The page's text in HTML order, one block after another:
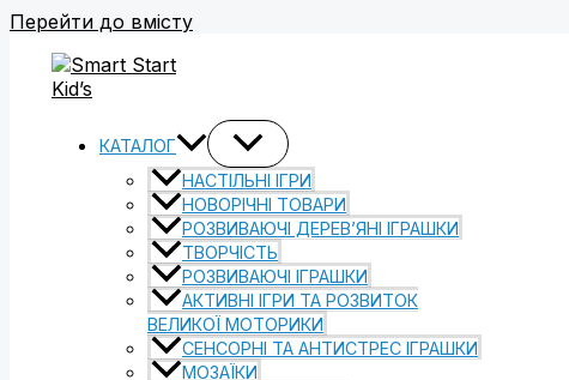
Перейти до вмісту
КАТАЛОГ
НАСТІЛЬНІ ІГРИ
НОВОРІЧНІ ТОВАРИ
РОЗВИВАЮЧІ ДЕРЕВ’ЯНІ ІГРАШКИ
ТВОРЧІСТЬ
РОЗВИВАЮЧІ ІГРАШКИ
АКТИВНІ ІГРИ ТА РОЗВИТОК
ВЕЛИКОЇ МОТОРИКИ
СЕНСОРНІ ТА АНТИСТРЕС ІГРАШКИ
МОЗАЇКИ